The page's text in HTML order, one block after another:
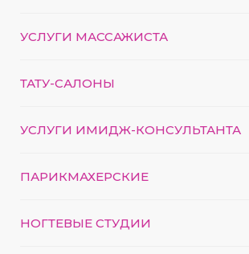
УСЛУГИ МАССАЖИСТА
ТАТУ-САЛОНЫ
УСЛУГИ ИМИДЖ-КОНСУЛЬТАНТА
ПАРИКМАХЕРСКИЕ
НОГТЕВЫЕ СТУДИИ